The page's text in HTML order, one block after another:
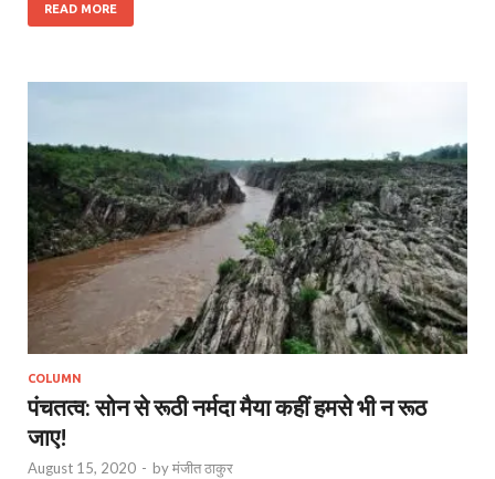
READ MORE
COLUMN
पंचतत्व: सोन से रूठी नर्मदा मैया कहीं हमसे भी न रूठ
जाए!
August 15, 2020 - byमंजीत ठाकुर